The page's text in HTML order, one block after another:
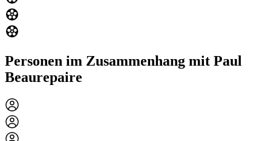
Personen im Zusammenhang mit Paul
Beaurepaire